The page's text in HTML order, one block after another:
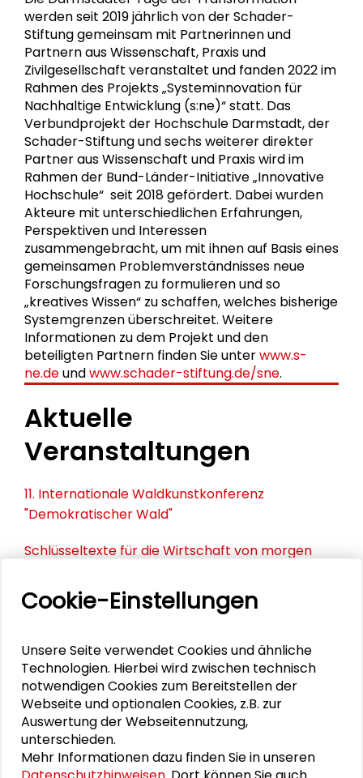
werden seit 2019 jährlich von der Schader-
Stiftung gemeinsam mit Partnerinnen und
Partnern aus Wissenschaft, Praxis und
Zivilgesellschaft veranstaltet und fanden 2022 im
Rahmen des Projekts „Systeminnovation für
Nachhaltige Entwicklung (s:ne)“ statt. Das
Verbundprojekt der Hochschule Darmstadt, der
Schader-Stiftung und sechs weiterer direkter
Partner aus Wissenschaft und Praxis wird im
Rahmen der Bund-Länder-Initiative „Innovative
Hochschule“ seit 2018 gefördert. Dabei wurden
Akteure mit unterschiedlichen Erfahrungen,
Perspektiven und Interessen
zusammengebracht, um mit ihnen auf Basis eines
gemeinsamen Problemverständnisses neue
Forschungsfragen zu formulieren und so
„kreatives Wissen“ zu schaffen, welches bisherige
Systemgrenzen überschreitet. Weitere
Informationen zu dem Projekt und den
beteiligten Partnern finden Sie unterwww.s-
ne.deundwww.schader-stiftung.de/sne.
Aktuelle
Veranstaltungen
11. Internationale Waldkunstkonferenz
"Demokratischer Wald"
Schlüsseltexte für die Wirtschaft von morgen
Zusammen mehr erreichen – Zukunftsbündnis im
Dialog
Schader-Festival 2026
25. Runder Tisch Wissenschaftsstadt Darmstadt
DOWNLOADS
Cookie-Einstellungen
Unsere Seite verwendet Cookies und ähnliche
Technologien. Hierbei wird zwischen technisch
notwendigen Cookies zum Bereitstellen der
Webseite und optionalen Cookies, z.B. zur
Auswertung der Webseitennutzung,
unterschieden.
Mehr Informationen dazu finden Sie in unseren